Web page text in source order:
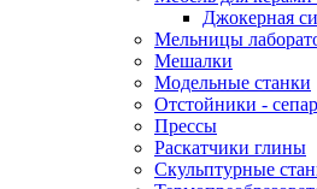
Джокерная
Мельницы
Мешалки
Модельные станки
Отстойники -
Прессы
Раскатчики глины
Скульптурные